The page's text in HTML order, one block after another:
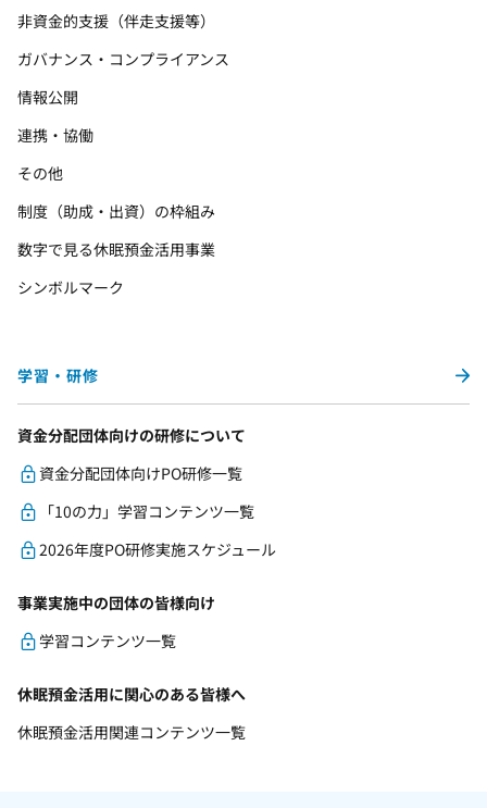
非資金的支援（伴走支援等）
ガバナンス・コンプライアンス
情報公開
連携・協働
その他
制度（助成・出資）の枠組み
数字で見る休眠預金活用事業
シンボルマーク
学習・研修
資金分配団体向けの研修について
資金分配団体向けPO研修一覧
「10の力」学習コンテンツ一覧
2026年度PO研修実施スケジュール
事業実施中の団体の皆様向け
学習コンテンツ一覧
休眠預金活用に関心のある皆様へ
休眠預金活用関連コンテンツ一覧